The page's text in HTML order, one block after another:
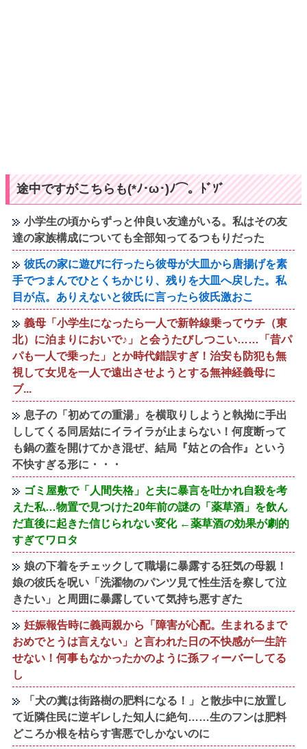
途中ですがこちらも(*ﾉ･ω･)ﾉ⌒。ﾄﾞｿﾞ
小学生の頃からずっと仲良い友達がいる。私はその友
達の家族構成についても全部知ってるつもりだった
彼氏の家に遊びに行ったら彼母が大皿から唐揚げを素
手でつまんでひとくちかじり、残りを大皿へ戻した。私
目が点。ありえないと彼氏に言ったら彼氏激おこ
義母「小学生になったら一人で新幹線乗ってウチ（東
北）に泊まりにおいで♪」と会うたびしつこい……「昔パ
パも一人で乗った」とか時代錯誤すぎ！治安も防犯も無
視して女児を一人で遠出させようとする無神経義母に
ブ...
息子の「初めての重湯」を横取りしようと執拗に手出
ししてくる同居姑にイライラが止まらない！何度断って
も鍋の蓋を開けてかき混ぜ、結局『姑との合作』という
不快すぎる形に・・・
ゴミ屋敷で「人間失格」と夫に暴言を吐かれ自殺を考
えた私…物置で見つけた20年前の謎の「薬草酒」を飲ん
だ直後に起きた信じられない変化 ←薬草酒の効果が劇的
すぎてワロタ
娘の下着をチェックして職場に暴露する狂気の母親！
娘の彼氏を呪い「洗濯物のパンツ見て性生活を察して泣
きたい」と周囲に暴露していて気持ち悪すぎた
妊娠報告時に義両親から「障害が心配。生まれるまで
おめでとうは言えない」と言われた日の不快感が一生許
せない！何事もなかったかのように孫フィーバーしてる
し
「犬の糞は街路樹の肥料になる！」と散歩中に放置し
て近隣住民に逆ギレした知人に絶句……生のフンは肥料
どころか根を枯らす害悪でしかないのに